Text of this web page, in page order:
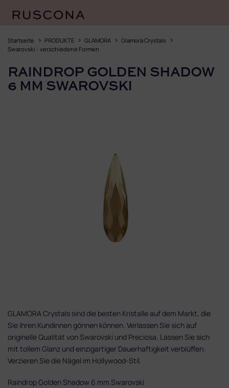
Inhalt
springen
Startseite PRODUKTE GLAMORA
Glamora Crystals
Swarovski - verschiedene Formen
RAINDROP GOLDEN SHADOW
6 MM SWAROVSKI
GLAMORA Crystals sind die besten Kristalle auf dem Markt, die
Sie ihren Kundinnen gönnen können. Verlassen Sie sich auf
originelle Qualität von Swarovski und Preciosa. Lassen Sie sich
mit tollem Glanz und einzigartiger Dauerhaftigkeit verblüffen.
Verzieren Sie die Nägel im Hollywood-Stil.
Raindrop Golden Shadow 6 mm Swarovski